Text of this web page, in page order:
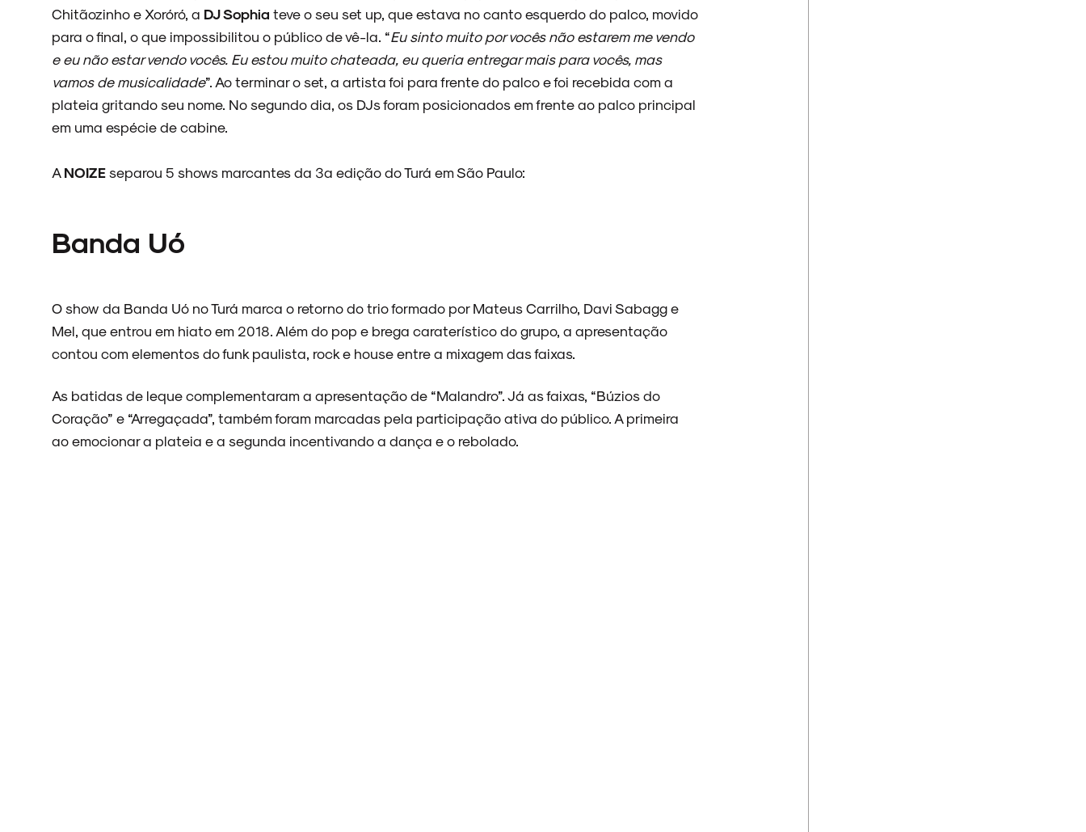
FAIXA A FAIXA
NOVIDADES
NOIZE RECORD CLUB
Chitãozinho e Xoróró, a DJ Sophia teve o seu set up, que estava no canto esquerdo do palco, movido
para o final, o que impossibilitou o público de vê-la. “Eu sinto muito por vocês não estarem me vendo
e eu não estar vendo vocês. Eu estou muito chateada, eu queria entregar mais para vocês, mas
vamos de musicalidade”. Ao terminar o set, a artista foi para frente do palco e foi recebida com a
plateia gritando seu nome. No segundo dia, os DJs foram posicionados em frente ao palco principal
em uma espécie de cabine.
A NOIZEseparou 5 shows marcantes da 3ª edição do Turá em São Paulo:
Banda Uó
O show da Banda Uó no Turá marca o retorno do trio formado por Mateus Carrilho, Davi Sabagg e
Mel, que entrou em hiato em 2018. Além do pop e brega caraterístico do grupo, a apresentação
contou com elementos do funk paulista, rock e house entre a mixagem das faixas.
As batidas de leque complementaram a apresentação de “Malandro”. Já as faixas, “Búzios do
Coração” e “Arregaçada”, também foram marcadas pela participação ativa do público. A primeira
ao emocionar a plateia e a segunda incentivando a dança e o rebolado.